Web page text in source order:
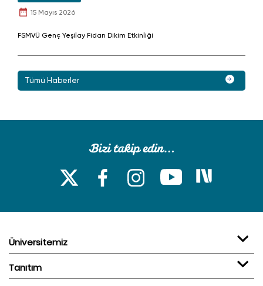
15 Mayıs 2026
FSMVÜ Genç Yeşilay Fidan Dikim Etkinliği
Tümü Haberler
Üniversitemiz
Tanıtım